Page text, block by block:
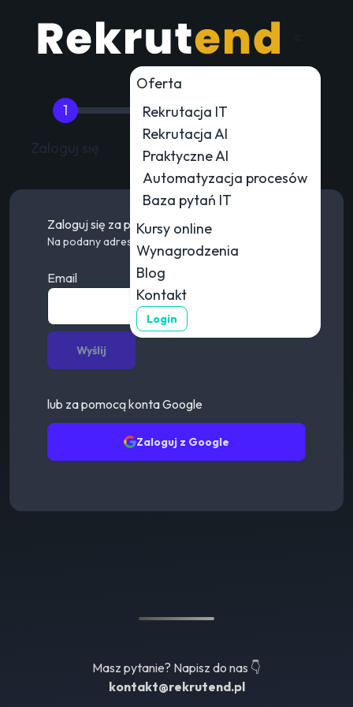
Oferta
Rekrutacja IT
Rekrutacja AI
Praktyczne AI
Automatyzacja procesów
Baza pytań IT
Kursy online
Wynagrodzenia
Blog
Kontakt
Login
Zaloguj się
Nazwa
użytkownika
Zaloguj się za pomocą adresu email
Na podany adres zostanie wysłany tzw. "magic link"
Email
lub za pomocą konta Google
Zaloguj z Google
Masz pytanie? Napisz do nas 👇
kontakt@rekrutend.pl